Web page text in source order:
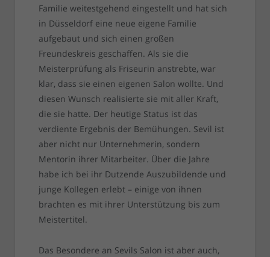
Familie weitestgehend eingestellt und hat sich
in Düsseldorf eine neue eigene Familie
aufgebaut und sich einen großen
Freundeskreis geschaffen. Als sie die
Meisterprüfung als Friseurin anstrebte, war
klar, dass sie einen eigenen Salon wollte. Und
diesen Wunsch realisierte sie mit aller Kraft,
die sie hatte. Der heutige Status ist das
verdiente Ergebnis der Bemühungen. Sevil ist
aber nicht nur Unternehmerin, sondern
Mentorin ihrer Mitarbeiter. Über die Jahre
habe ich bei ihr Dutzende Auszubildende und
junge Kollegen erlebt – einige von ihnen
brachten es mit ihrer Unterstützung bis zum
Meistertitel.
Das Besondere an Sevils Salon ist aber auch,